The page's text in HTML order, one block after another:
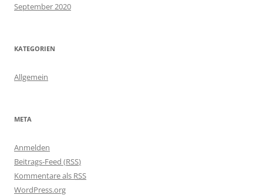
September 2020
KATEGORIEN
Allgemein
META
Anmelden
Beitrags-Feed (RSS)
Kommentare als RSS
WordPress.org